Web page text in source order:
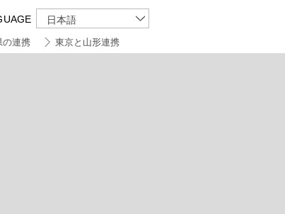
日本語
の連携 東京と山形連携